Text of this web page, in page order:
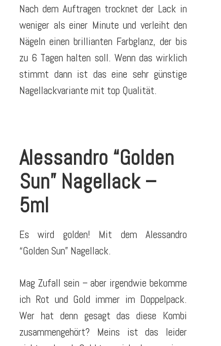
Nach dem Auftragen trocknet der Lack in
weniger als einer Minute und verleiht den
Nägeln einen brillianten Farbglanz, der bis
zu 6 Tagen halten soll. Wenn das wirklich
stimmt dann ist das eine sehr günstige
Nagellackvariante mit top Qualität.
Alessandro “Golden
Sun” Nagellack –
5ml
Es wird golden! Mit dem Alessandro
“Golden Sun” Nagellack.
Mag Zufall sein – aber irgendwie bekomme
ich Rot und Gold immer im Doppelpack.
Wer hat denn gesagt das diese Kombi
zusammengehört? Meins ist das leider